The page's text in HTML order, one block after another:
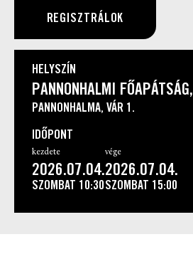
REGISZTRÁLOK
HELYSZÍN
PANNONHALMI FŐAPÁTSÁG,
PANNONHALMA, VÁR 1.
IDŐPONT
kezdete
2026.07.04.
SZOMBAT 10:30
vége
2026.07.04.
SZOMBAT 15:00